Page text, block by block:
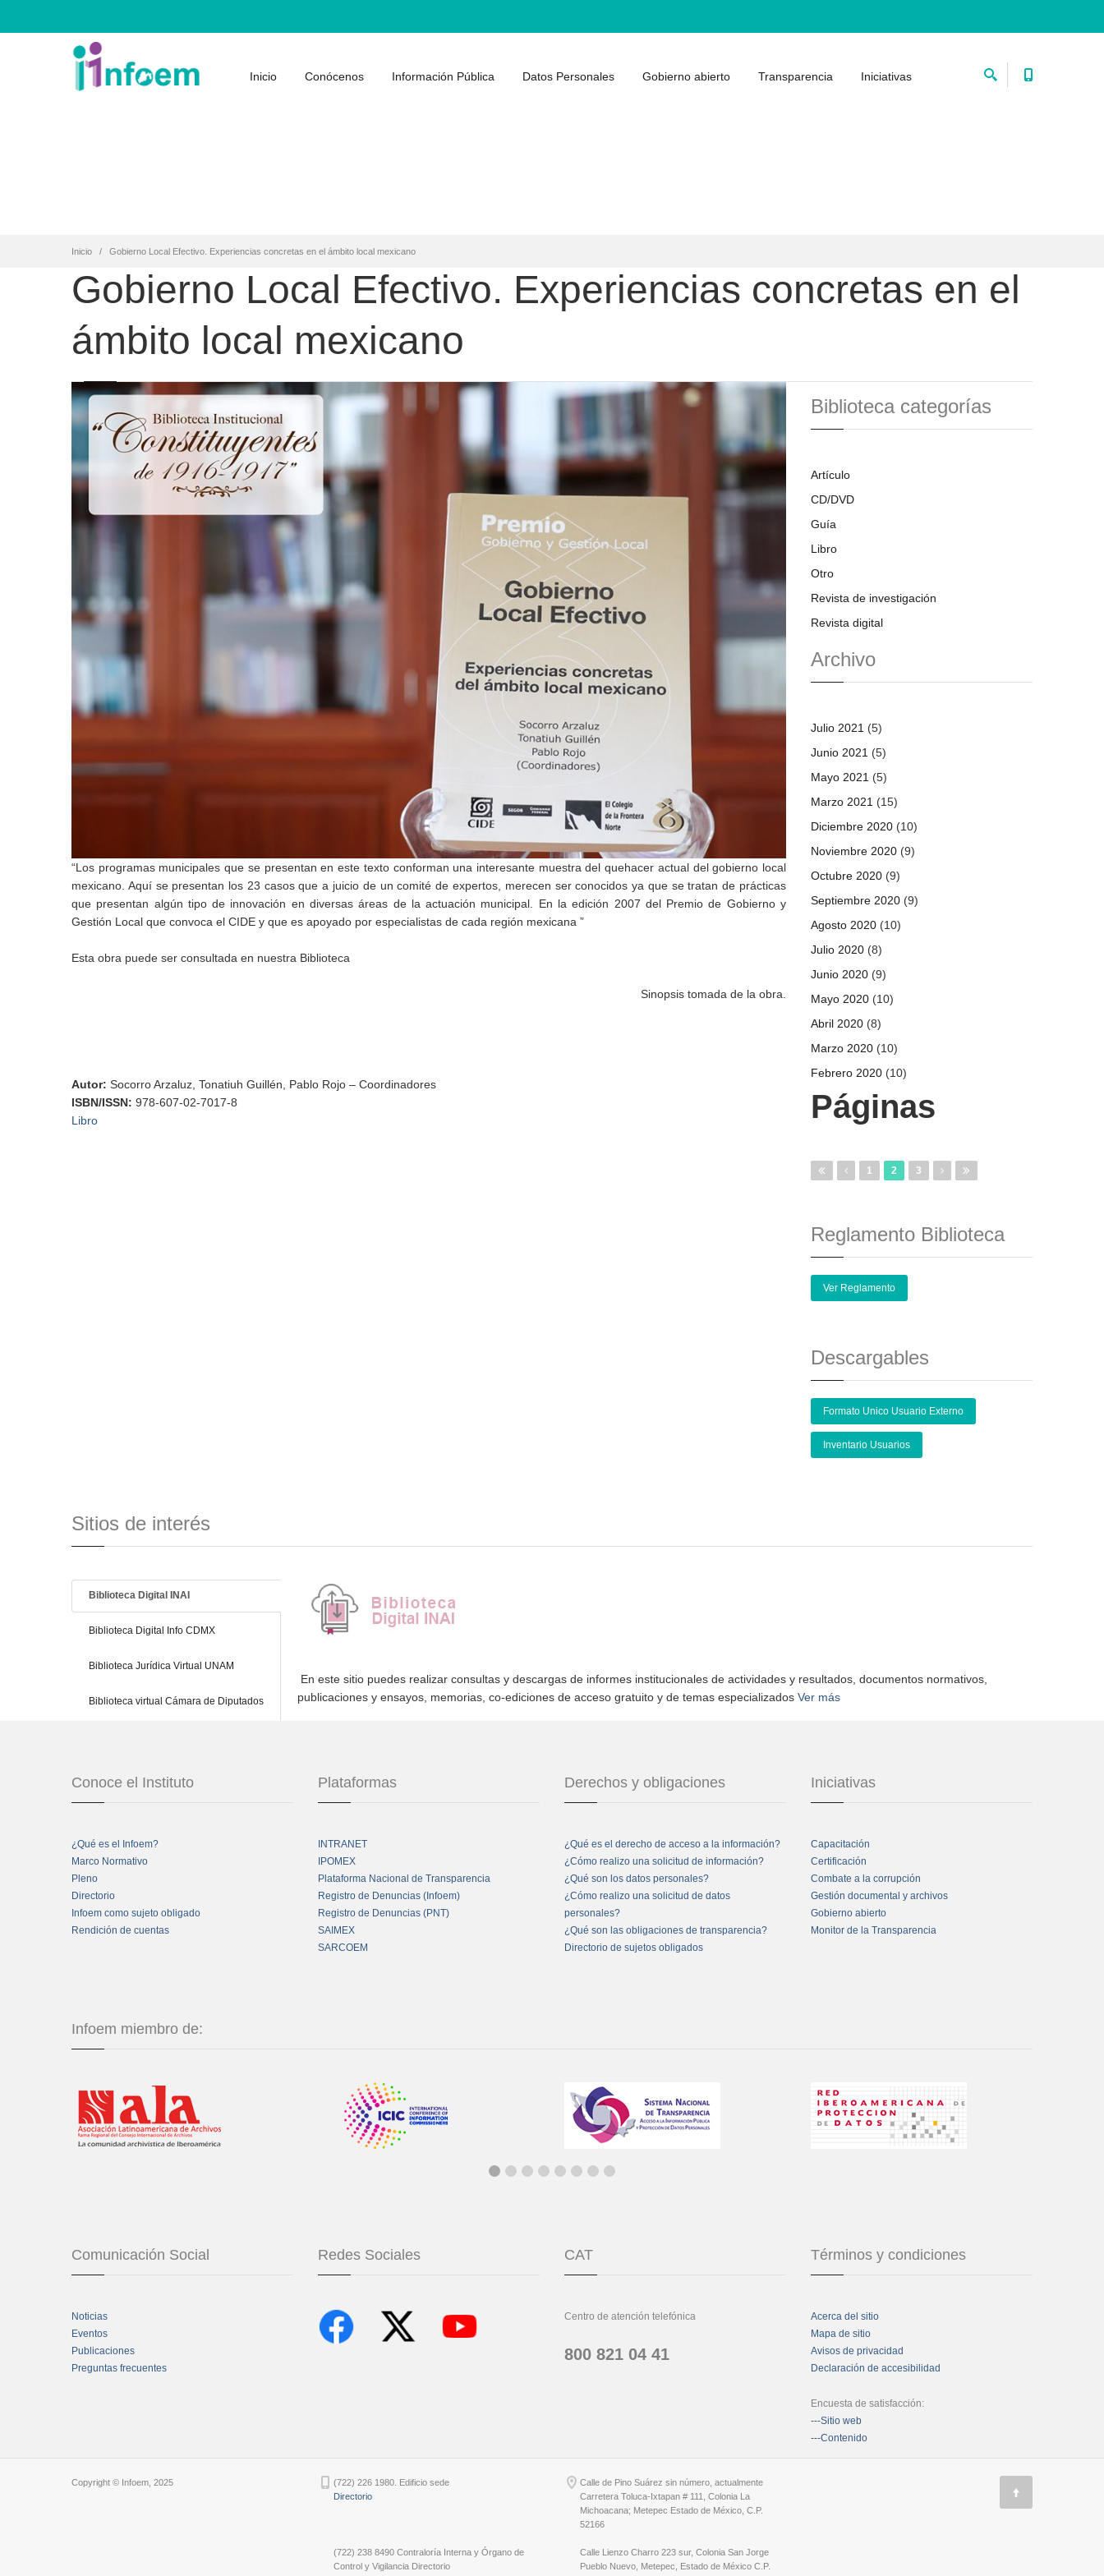
Inicio Conócenos Información Pública Datos Personales Gobierno abierto Transparencia Iniciativas
Inicio Gobierno Local Efectivo. Experiencias concretas en el ámbito local mexicano
Gobierno Local Efectivo. Experiencias concretas en el
ámbito local mexicano
“Los programas municipales que se presentan en este texto conforman una interesante muestra del quehacer actual del gobierno local
mexicano. Aquí se presentan los 23 casos que a juicio de un comité de expertos, merecen ser conocidos ya que se tratan de prácticas
que presentan algún tipo de innovación en diversas áreas de la actuación municipal. En la edición 2007 del Premio de Gobierno y
Gestión Local que convoca el CIDE y que es apoyado por especialistas de cada región mexicana ”
Esta obra puede ser consultada en nuestra Biblioteca
Sinopsis tomada de la obra.
Autor: Socorro Arzaluz, Tonatiuh Guillén, Pablo Rojo – Coordinadores
ISBN/ISSN: 978-607-02-7017-8
Libro
Biblioteca categorías
Artículo
CD/DVD
Guía
Libro
Otro
Revista de investigación
Revista digital
Archivo
Julio 2021 (5)
Junio 2021 (5)
Mayo 2021 (5)
Marzo 2021 (15)
Diciembre 2020 (10)
Noviembre 2020 (9)
Octubre 2020 (9)
Septiembre 2020 (9)
Agosto 2020 (10)
Julio 2020 (8)
Junio 2020 (9)
Mayo 2020 (10)
Abril 2020 (8)
Marzo 2020 (10)
Febrero 2020 (10)
Páginas
1 2 3
Reglamento Biblioteca
Ver Reglamento
Descargables
Formato Unico Usuario Externo
Inventario Usuarios
Sitios de interés
Biblioteca Digital INAI
Biblioteca Digital Info CDMX
Biblioteca Jurídica Virtual UNAM
Biblioteca virtual Cámara de Diputados
En este sitio puedes realizar consultas y descargas de informes institucionales de actividades y resultados, documentos normativos,
publicaciones y ensayos, memorias, co-ediciones de acceso gratuito y de temas especializados Ver más
Conoce el Instituto
¿Qué es el Infoem?
Marco Normativo
Pleno
Directorio
Infoem como sujeto obligado
Rendición de cuentas
Plataformas
INTRANET
IPOMEX
Plataforma Nacional de Transparencia
Registro de Denuncias (Infoem)
Registro de Denuncias (PNT)
SAIMEX
SARCOEM
Derechos y obligaciones
¿Qué es el derecho de acceso a la información?
¿Cómo realizo una solicitud de información?
¿Qué son los datos personales?
¿Cómo realizo una solicitud de datos
personales?
¿Qué son las obligaciones de transparencia?
Directorio de sujetos obligados
Iniciativas
Capacitación
Certificación
Combate a la corrupción
Gestión documental y archivos
Gobierno abierto
Monitor de la Transparencia
Infoem miembro de:
Comunicación Social
Noticias
Eventos
Publicaciones
Preguntas frecuentes
Redes Sociales CAT
Centro de atención telefónica
800 821 04 41
Términos y condiciones
Acerca del sitio
Mapa de sitio
Avisos de privacidad
Declaración de accesibilidad
Encuesta de satisfacción:
---Sitio web
---Contenido
Copyright © Infoem, 2025
(722) 226 1980. Edificio sede
Directorio
(722) 238 8490 Contraloría Interna y Órgano de
Control y Vigilancia Directorio
Calle de Pino Suárez sin número, actualmente
Carretera Toluca-Ixtapan # 111, Colonia La
Michoacana; Metepec Estado de México, C.P.
52166
Calle Lienzo Charro 223 sur, Colonia San Jorge
Pueblo Nuevo, Metepec, Estado de México C.P.